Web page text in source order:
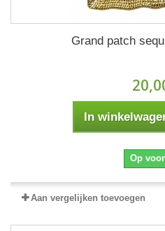
Grand patch
In
Op
Aan vergelijken toevoegen